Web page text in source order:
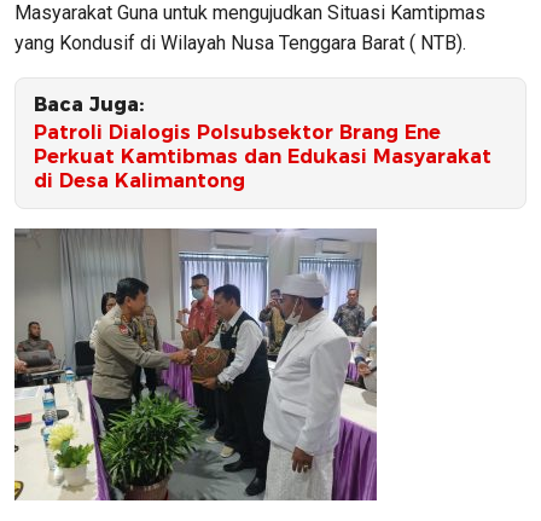
Masyarakat Guna untuk mengujudkan Situasi Kamtipmas
yang Kondusif di Wilayah Nusa Tenggara Barat ( NTB).
Baca Juga:
Patroli Dialogis Polsubsektor Brang Ene
Perkuat Kamtibmas dan Edukasi Masyarakat
di Desa Kalimantong